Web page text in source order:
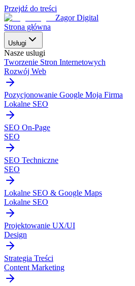
Przejdź do treści
Zagor Digital
Strona główna
Usługi
Nasze uslugi
Tworzenie Stron Internetowych
Rozwój Web
Pozycjonowanie Google Moja Firma
Lokalne SEO
SEO On-Page
SEO
SEO Techniczne
SEO
Lokalne SEO & Google Maps
Lokalne SEO
Projektowanie UX/UI
Design
Strategia Treści
Content Marketing